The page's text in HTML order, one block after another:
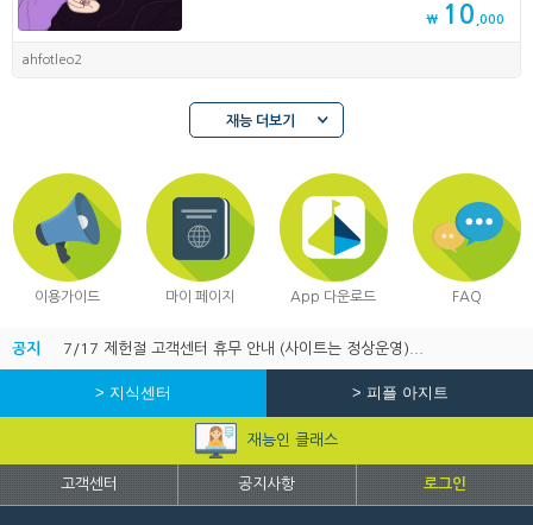
₩ 10 ,000
ahfotleo2
재능 더보기
이용가이드 마이 페이지 App 다운로드 FAQ
공지 7/17 제헌절 고객센터 휴무 안내 (사이트는 정상운영)...
> 지식센터 > 피플 아지트
재능인 클래스
고객센터 공지사항 로그인